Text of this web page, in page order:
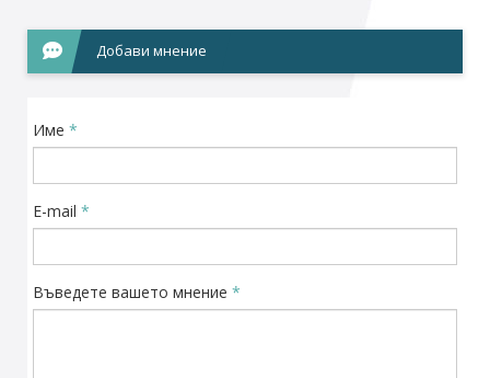
Добави мнение
Име *
E-mail *
Въведете вашето мнение *